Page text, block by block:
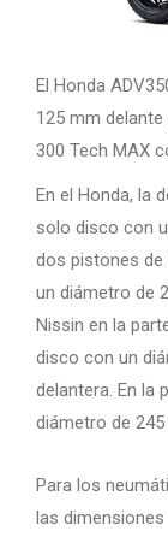
El Honda
125 mm
300 Tech MAX
En el Honda, la
solo disco con
dos pistones de
un diámetro de
Nissin en la
disco con un
delantera. En la
diámetro de 245
Para los
las